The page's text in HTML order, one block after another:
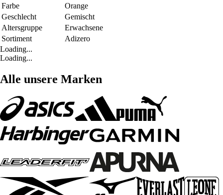
Farbe
Orange
Geschlecht
Gemischt
Altersgruppe
Erwachsene
Sortiment
Adizero
Loading...
Loading...
Alle unsere Marken